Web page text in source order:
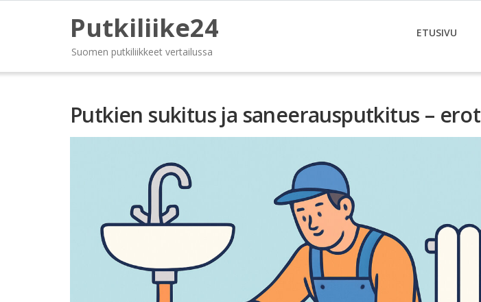
Putkiliike24
Suomen putkiliikkeet vertailussa
ETUSIVU
Putkien sukitus ja saneerausputkitus – erot